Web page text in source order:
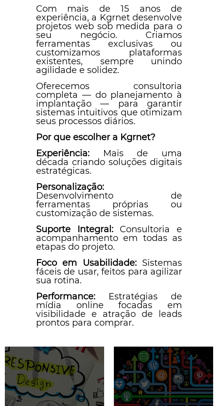
Com mais de 15 anos de
experiência, a Kgrnet desenvolve
projetos web sob medida para o
seu negócio. Criamos
ferramentas exclusivas ou
customizamos plataformas
existentes, sempre unindo
agilidade e solidez.
Oferecemos consultoria
completa — do planejamento à
implantação — para garantir
sistemas intuitivos que otimizam
seus processos diários.
Por que escolher a Kgrnet?
Experiência: Mais de uma
década criando soluções digitais
estratégicas.
Personalização:
Desenvolvimento de
ferramentas próprias ou
customização de sistemas.
Suporte Integral:Consultoria e
acompanhamento em todas as
etapas do projeto.
Foco em Usabilidade:Sistemas
fáceis de usar, feitos para agilizar
sua rotina.
Performance: Estratégias de
mídia online focadas em
visibilidade e atração de leads
prontos para comprar.